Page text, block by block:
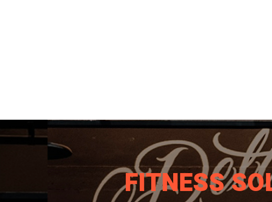
FITNESS